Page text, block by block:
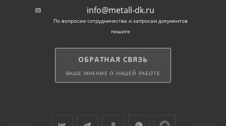
info@metall-dk.ru
По вопросам сотрудничества и запросам документов
пишите
ОБРАТНАЯ СВЯЗЬ
ВАШЕ МНЕНИЕ О НАШЕЙ РАБОТЕ